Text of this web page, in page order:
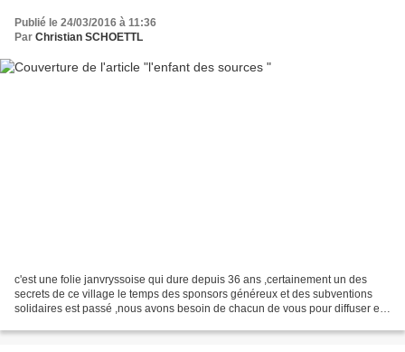
Publié le 24/03/2016 à 11:36
Par Christian SCHOETTL
c'est une folie janvryssoise qui dure depuis 36 ans ,certainement un des
secrets de ce village le temps des sponsors généreux et des subventions
solidaires est passé ,nous avons besoin de chacun de vous pour diffuser et